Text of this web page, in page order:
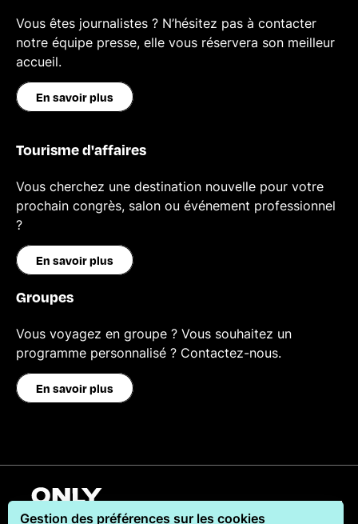
Vous êtes journalistes ? N’hésitez pas à contacter
notre équipe presse, elle vous réservera son meilleur
accueil.
En savoir plus
Tourisme d'affaires
Vous cherchez une destination nouvelle pour votre
prochain congrès, salon ou événement professionnel
?
En savoir plus
Groupes
Vous voyagez en groupe ? Vous souhaitez un
programme personnalisé ? Contactez-nous.
En savoir plus
Français
Gestion des préférences sur les cookies